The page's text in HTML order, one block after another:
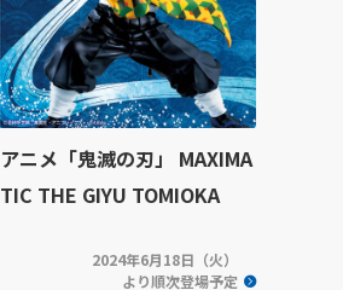
アニメ「鬼滅の刃」 MAXIMA
TIC THE GIYU TOMIOKA
2024年6月18日（火）
より順次登場予定